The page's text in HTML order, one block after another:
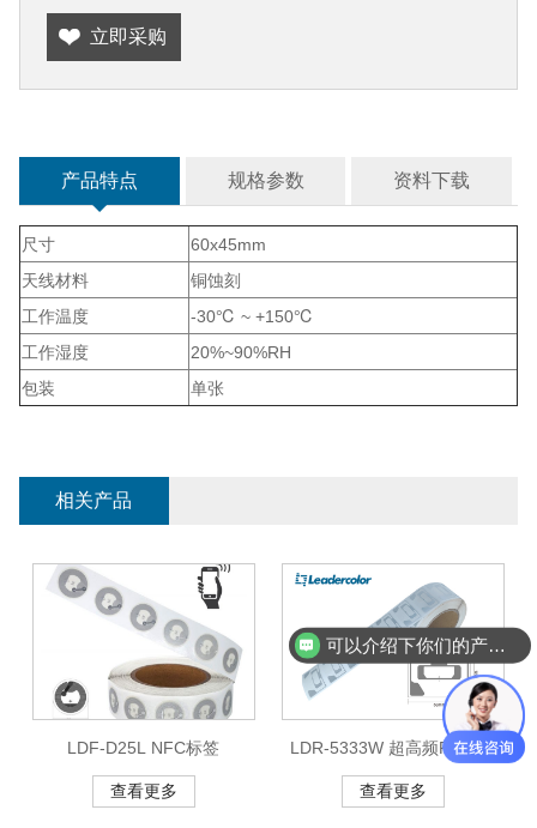
立即采购
产品特点 规格参数 资料下载
尺寸
60x45mm
天线材料
铜蚀刻
工作温度
-30℃ ~ +150℃
工作湿度
20%~90%RH
包装
单张
相关产品
LDF-D25L NFC标签
查看更多
LDR-5333W 超高频RFID湿
inlay (KX2005X-S)
查看更多
可以介绍下你们的产品么？